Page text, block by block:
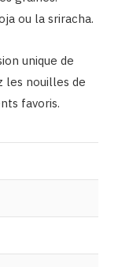
ou la sriracha.
unique de
les nouilles de
favoris.